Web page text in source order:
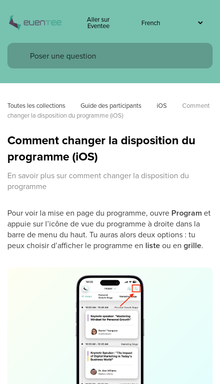
Aller sur
Eventee
Toutes les collections Guide des participants iOS
Comment
changer la disposition du programme (iOS)
Comment changer la disposition du
programme (iOS)
En savoir plus sur comment changer la disposition du
programme
Pour voir la mise en page du programme, ouvre Programet
appuie sur l’icône de vue du programme à droite dans la
barre de menu du haut. Tu auras alors deux options : tu
peux choisir d’afficher le programme en listeou en grille.